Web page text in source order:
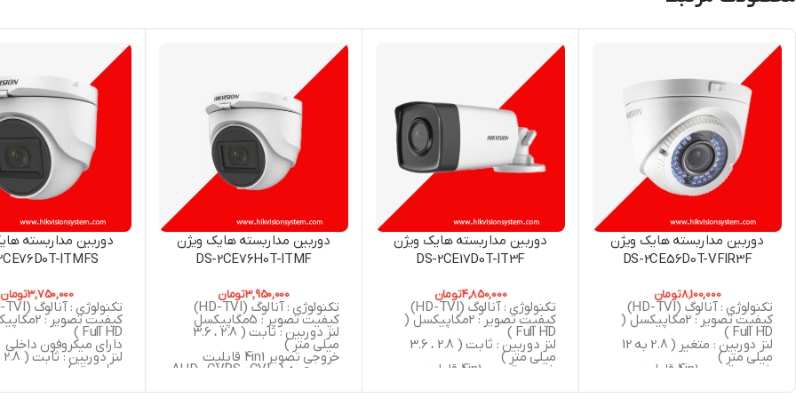
دوربین مداربسته هایک ویژن
DS-2CE56D0T-VFIR3F
8,100,000تومان
تکنولوژی : آنالوگ (HD-TVI)
کیفیت تصویر : 2مگاپیکسل (
Full HD )
لنز دوربین : متغیر ( 2.8 به 12
میلی متر )
خروجی تصویر 4in1 قابلیت
دوربین مداربسته هایک ویژن
DS-2CE17D0T-IT3F
4,850,000تومان
تکنولوژی : آنالوگ (HD-TVI)
کیفیت تصویر : 2مگاپیکسل (
Full HD )
لنز دوربین : ثابت ( 2.8 ، 3.6
میلی متر )
خروجی تصویر 4in1 قابلیت
دوربین مداربسته هایک ویژن
DS-2CE76H0T-ITMF
3,950,000تومان
تکنولوژی : آنالوگ (HD-TVI)
کیفیت تصویر : 5مگاپیکسل
لنز دوربین : ثابت ( 2.8 ، 3.6
میلی متر )
خروجی تصویر 4in1 قابلیت
سوییچ به ( AHD , CVBS , CVI ,
دوربین مداربسته
ITMFS
3,750,000تومان
تکنولوژی : آنالوگ (HD-TVI)
کیفیت تصویر
Full HD )
دارای میکروفون داخلی
میلی متر )